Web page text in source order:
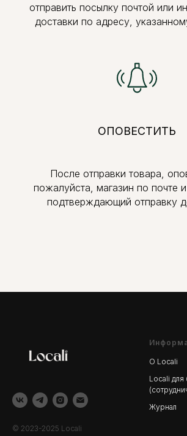
отправить посылку почтой или
доставки по адресу,
ОПОВЕСТИТЬ
После отправки товара,
пожалуйста, магазин по почте
подтверждающий отправку
© 2023-2025 Locali
О Locali
Locali
Журнал